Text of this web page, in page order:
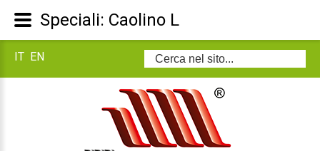
Cerca...
IT EN
Speciali: Caolino L